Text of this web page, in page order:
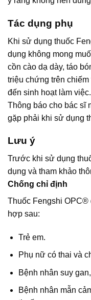
Tác dụng phụ
Khi sử dụng thuốc
dụng không mong
cồn cào dạ dày, táo
triệu chứng trên
đến sinh hoạt làm việc.
Thông báo cho bác sĩ
gặp phải khi sử dụng
Lưu ý
Trước khi sử dụng
dụng và tham khảo
Chống chỉ định
Thuốc Fengshi OPC®
hợp sau:
Trẻ em.
Phụ nữ có thai và
Bệnh nhân suy
Bệnh nhân mẫn